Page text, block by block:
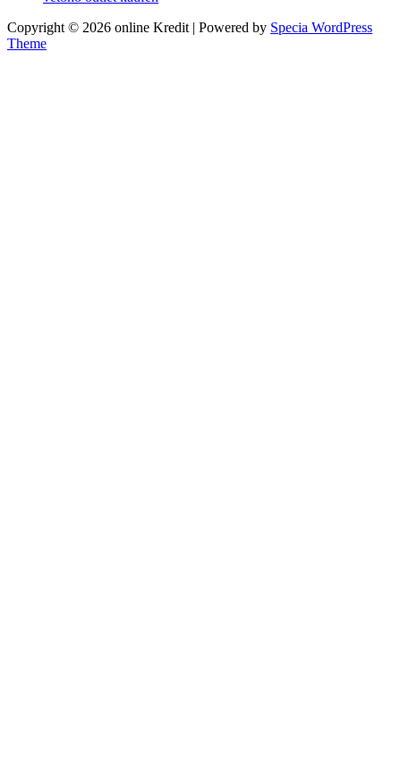
Copyright © 2026 online Kredit | Powered by Specia WordPress
Theme